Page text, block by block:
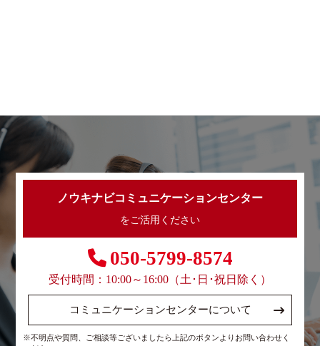
ノウキナビコミュニケーションセンター
をご活用ください
050-5799-8574
受付時間：10:00～16:00（土･日･祝日除く）
コミュニケーションセンターについて
※不明点や質問、ご相談等ございましたら上記のボタンよりお問い合わせく